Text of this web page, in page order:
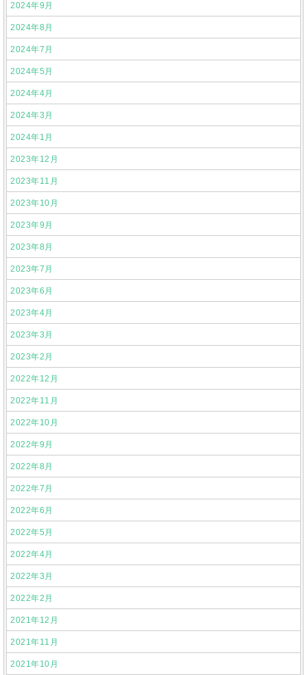
2024年9月
2024年8月
2024年7月
2024年5月
2024年4月
2024年3月
2024年1月
2023年12月
2023年11月
2023年10月
2023年9月
2023年8月
2023年7月
2023年6月
2023年4月
2023年3月
2023年2月
2022年12月
2022年11月
2022年10月
2022年9月
2022年8月
2022年7月
2022年6月
2022年5月
2022年4月
2022年3月
2022年2月
2021年12月
2021年11月
2021年10月